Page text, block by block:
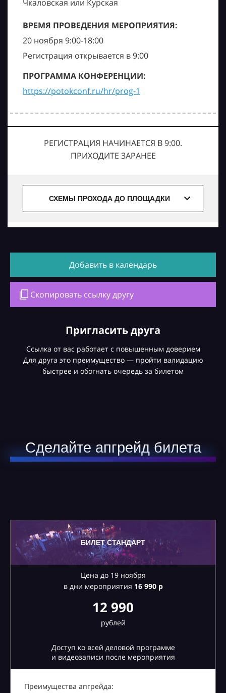
Чкаловская или Курская
ВРЕМЯ ПРОВЕДЕНИЯ МЕРОПРИЯТИЯ:
20 ноября 9:00-18:00
Регистрация открывается в 9:00
ПРОГРАММА КОНФЕРЕНЦИИ:
https://potokconf.ru/hr/prog-1
РЕГИСТРАЦИЯ НАЧИНАЕТСЯ В 9:00.
ПРИХОДИТЕ ЗАРАНЕЕ
СХЕМЫ ПРОХОДА ДО ПЛОЩАДКИ
Добавить в календарь
Скопировать ссылку другу
Пригласить друга
Ссылка от вас работает с повышенным доверием
Для друга это преимущество — пройти валидацию
быстрее и обогнать очередь за билетом
Сделайте апгрейд билета
БИЛЕТ СТАНДАРТ
Цена до 19 ноября
в дни мероприятия 16990 р
12 990
рублей
Доступ ко всей деловой программе
и видеозаписи после мероприятия
Преимущества апгрейда: